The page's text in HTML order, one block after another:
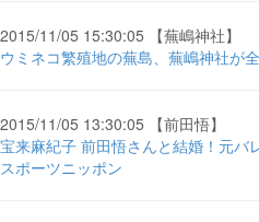
2015/11/05 15:30:05 【蕪嶋神社】
ウミネコ繁殖地の蕪島、蕪嶋神社が
2015/11/05 13:30:05 【前田悟】
宝来麻紀子 前田悟さんと結婚！元バ
スポーツニッポン